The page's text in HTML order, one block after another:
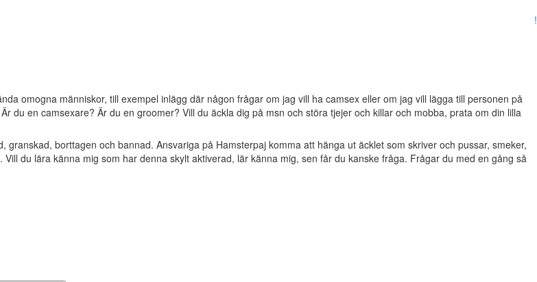
!
omogna människor, till exempel inlägg där någon frågar om jag vill ha camsex eller om jag vill lägga till personen på
du en camsexare? Är du en groomer? Vill du äckla dig på msn och störa tjejer och killar och mobba, prata om din lilla
borttagen och bannad. Ansvariga på Hamsterpaj komma att hänga ut äcklet som skriver och pussar, smeker,
du lära känna mig som har denna skylt aktiverad, lär känna mig, sen får du kanske fråga. Frågar du med en gång så